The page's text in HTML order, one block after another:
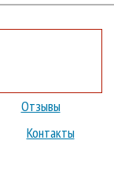
Отзывы
Контакты